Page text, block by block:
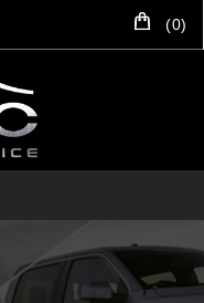
(0)
SẢN PHẨM